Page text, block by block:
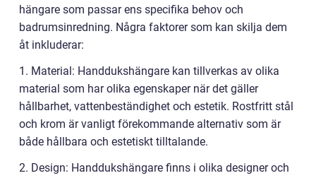
hängare som passar ens specifika behov och
badrumsinredning. Några faktorer som kan skilja dem
åt inkluderar:
1. Material: Handdukshängare kan tillverkas av olika
material som har olika egenskaper när det gäller
hållbarhet, vattenbeständighet och estetik. Rostfritt stål
och krom är vanligt förekommande alternativ som är
både hållbara och estetiskt tilltalande.
2. Design: Handdukshängare finns i olika designer och